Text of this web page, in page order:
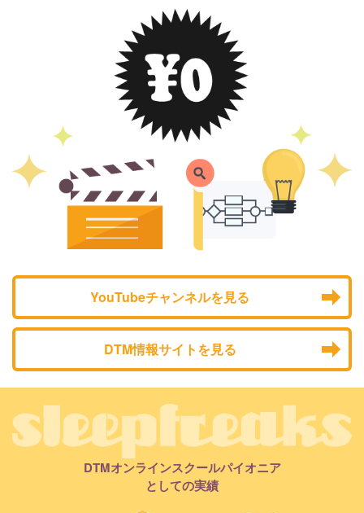
YouTubeチャンネルを見る
DTM情報サイトを見る
DTMオンラインスクールパイオニア
としての実績